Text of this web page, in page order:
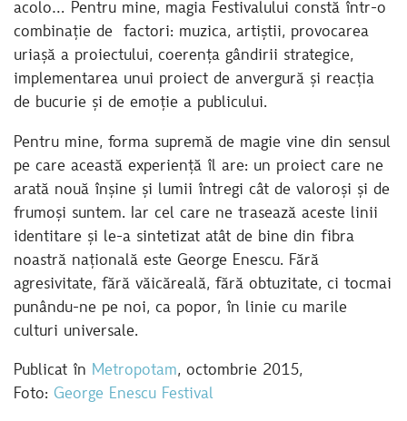
acolo… Pentru mine, magia Festivalului constă într-o
combinație de factori: muzica, artiștii, provocarea
uriașă a proiectului, coerența gândirii strategice,
implementarea unui proiect de anvergură și reacția
de bucurie și de emoție a publicului.
Pentru mine, forma supremă de magie vine din sensul
pe care această experiență îl are: un proiect care ne
arată nouă înșine și lumii întregi cât de valoroși și de
frumoși suntem. Iar cel care ne trasează aceste linii
identitare și le-a sintetizat atât de bine din fibra
noastră națională este George Enescu. Fără
agresivitate, fără văicăreală, fără obtuzitate, ci tocmai
punându-ne pe noi, ca popor, în linie cu marile
culturi universale.
Publicat în Metropotam, octombrie 2015,
Foto: George Enescu Festival